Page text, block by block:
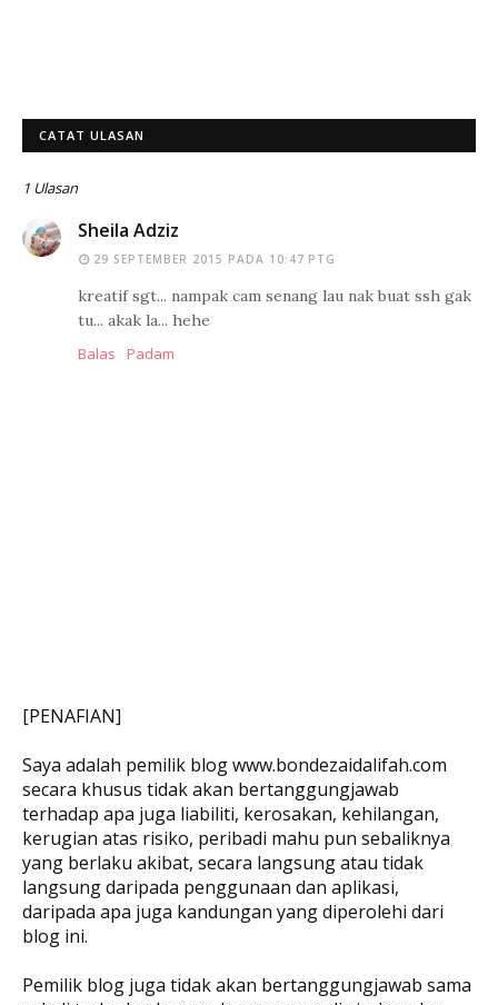
CATAT ULASAN
1 Ulasan
Sheila Adziz
29 SEPTEMBER 2015 PADA 10:47 PTG
kreatif sgt... nampak cam senang lau nak buat ssh gak
tu... akak la... hehe
Balas
Padam
[PENAFIAN]
Saya adalah pemilik blog www.bondezaidalifah.com
secara khusus tidak akan bertanggungjawab
terhadap apa juga liabiliti, kerosakan, kehilangan,
kerugian atas risiko, peribadi mahu pun sebaliknya
yang berlaku akibat, secara langsung atau tidak
langsung daripada penggunaan dan aplikasi,
daripada apa juga kandungan yang diperolehi dari
blog ini.
Pemilik blog juga tidak akan bertanggungjawab sama